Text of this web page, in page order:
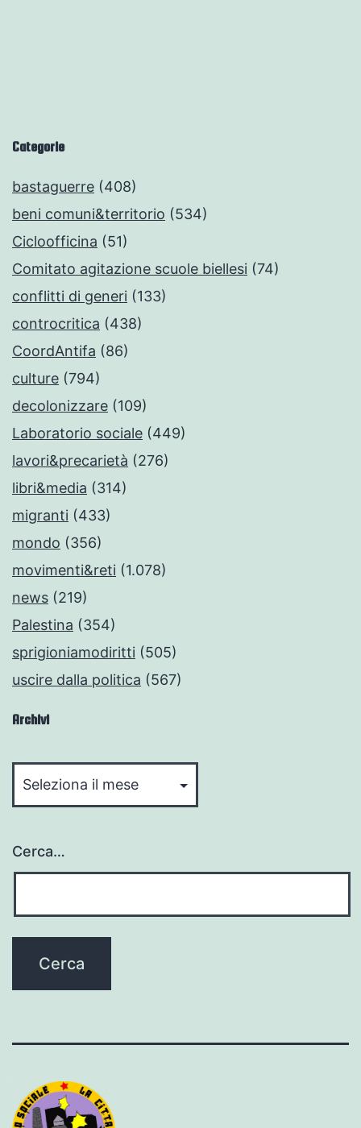
Categorie
bastaguerre (408)
beni comuni&territorio (534)
Cicloofficina (51)
Comitato agitazione scuole biellesi (74)
conflitti di generi (133)
controcritica (438)
CoordAntifa (86)
culture (794)
decolonizzare (109)
Laboratorio sociale (449)
lavori&precarietà (276)
libri&media (314)
migranti (433)
mondo (356)
movimenti&reti (1.078)
news (219)
Palestina (354)
sprigioniamodiritti (505)
uscire dalla politica (567)
Archivi
Cerca…